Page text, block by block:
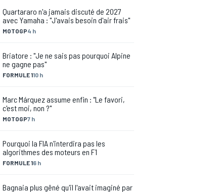
MOTOGP4 h
Quartararo n'a jamais discuté de 2027
avec Yamaha : "J'avais besoin d'air frais"
FORMULE 110 h
Briatore : "Je ne sais pas pourquoi Alpine
ne gagne pas"
MOTOGP7 h
Marc Márquez assume enfin : "Le favori,
c'est moi, non ?"
FORMULE 16 h
Pourquoi la FIA n'interdira pas les
algorithmes des moteurs en F1
Bagnaia plus gêné qu'il l'avait imaginé par